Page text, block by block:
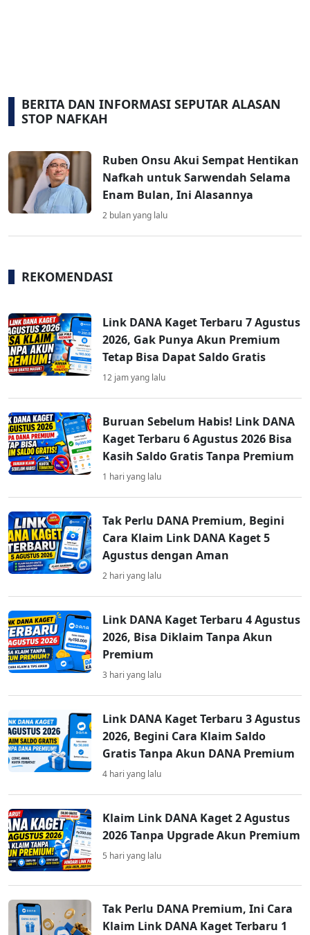
BERITA DAN INFORMASI SEPUTAR ALASAN
STOP NAFKAH
Ruben Onsu Akui Sempat Hentikan
Nafkah untuk Sarwendah Selama
Enam Bulan, Ini Alasannya
2 bulan yang lalu
REKOMENDASI
Link DANA Kaget Terbaru 7 Agustus
2026, Gak Punya Akun Premium
Tetap Bisa Dapat Saldo Gratis
12 jam yang lalu
Buruan Sebelum Habis! Link DANA
Kaget Terbaru 6 Agustus 2026 Bisa
Kasih Saldo Gratis Tanpa Premium
1 hari yang lalu
Tak Perlu DANA Premium, Begini
Cara Klaim Link DANA Kaget 5
Agustus dengan Aman
2 hari yang lalu
Link DANA Kaget Terbaru 4 Agustus
2026, Bisa Diklaim Tanpa Akun
Premium
3 hari yang lalu
Link DANA Kaget Terbaru 3 Agustus
2026, Begini Cara Klaim Saldo
Gratis Tanpa Akun DANA Premium
4 hari yang lalu
Klaim Link DANA Kaget 2 Agustus
2026 Tanpa Upgrade Akun Premium
5 hari yang lalu
Tak Perlu DANA Premium, Ini Cara
Klaim Link DANA Kaget Terbaru 1